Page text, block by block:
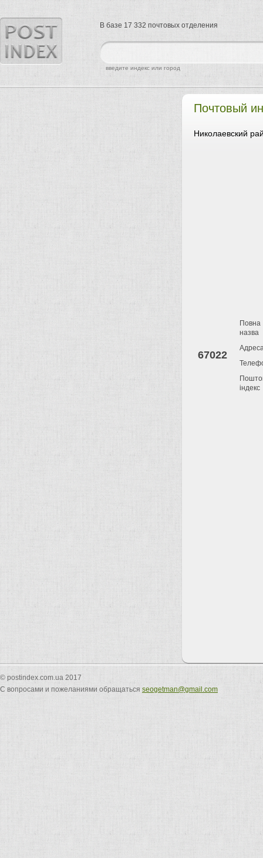
Почтовый
Николаевский
67022
Повна
назва
індекс
найти
введите индекс или город
В базе 17 332 почтовых отделения
© postindex.com.ua 2017
С вопросами и пожеланиями обращаться seogetman@gmail.com